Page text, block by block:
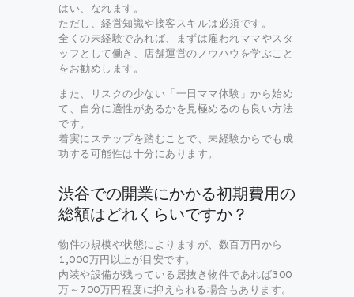
はい、なれます。
ただし、経営知識や接客スキルは必須です。
全くの未経験であれば、まずは雇われママやスタ
ッフとして働き、店舗運営のノウハウを学ぶこと
をお勧めします。
また、リスクの少ない「一日ママ体験」から始め
て、自分に適性があるかを見極めるのも良い方法
です。
着実にステップを踏むことで、未経験からでも成
功する可能性は十分にあります。
渋谷での開業にかかる初期費用の
総額はどれくらいですか？
物件の規模や状態によりますが、数百万円から
1,000万円以上が目安です。
内装や設備が残っている居抜き物件であれば300
万～700万円程度に抑えられる場合もあります。